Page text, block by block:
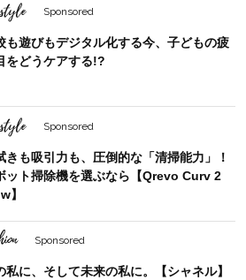
Sponsored
も遊びもデジタル化する今、子どもの疲
をどうケアする!?
Sponsored
きも吸引力も、圧倒的な「清掃能力」！
ット掃除機を選ぶなら【Qrevo Curv 2
】
Sponsored
私に、そして未来の私に。【シャネル】